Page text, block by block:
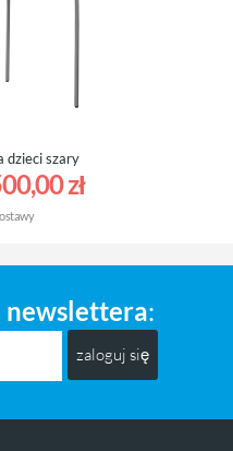
dzieci szary
zł
newslettera
zaloguj się